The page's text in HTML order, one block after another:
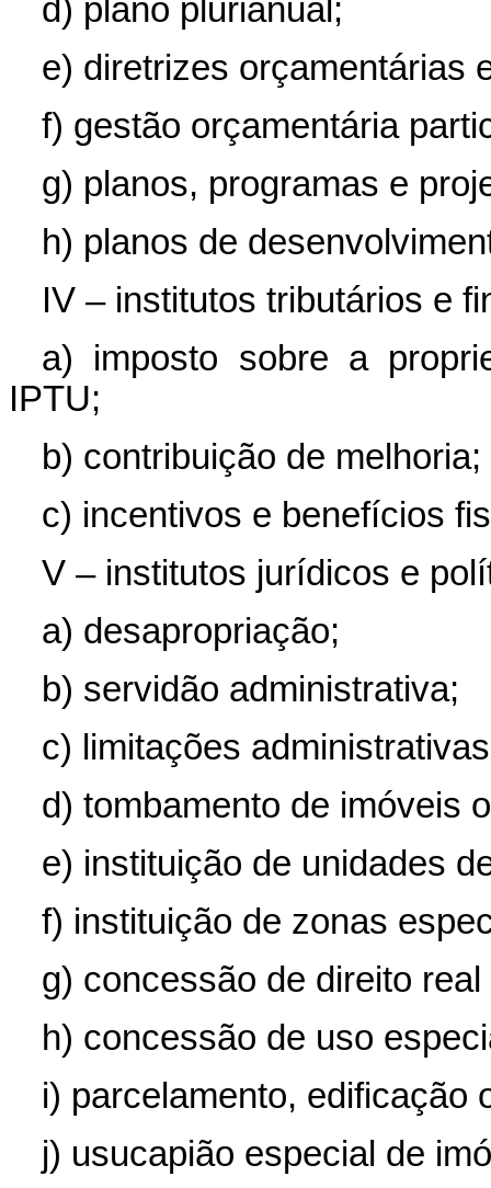
d) plano plurianual;
e) diretrizes orçamentárias
f) gestão orçamentária
g) planos, programas e
h) planos de
IV – institutos tributários e
a) imposto sobre a
IPTU;
b) contribuição de melhoria;
c) incentivos e benefícios
V – institutos jurídicos e
a) desapropriação;
b) servidão administrativa;
c) limitações
d) tombamento de imóveis
e) instituição de unidades
f) instituição de zonas
g) concessão de direito
h) concessão de uso
i) parcelamento, edificação
j) usucapião especial de